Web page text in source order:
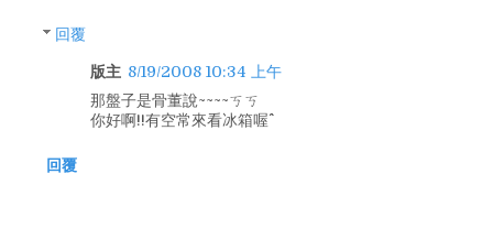
回覆
版主 8/19/2008 10:34 上午
那盤子是骨董說~~~~ㄎㄎ
你好啊!!有空常來看冰箱喔^^
回覆